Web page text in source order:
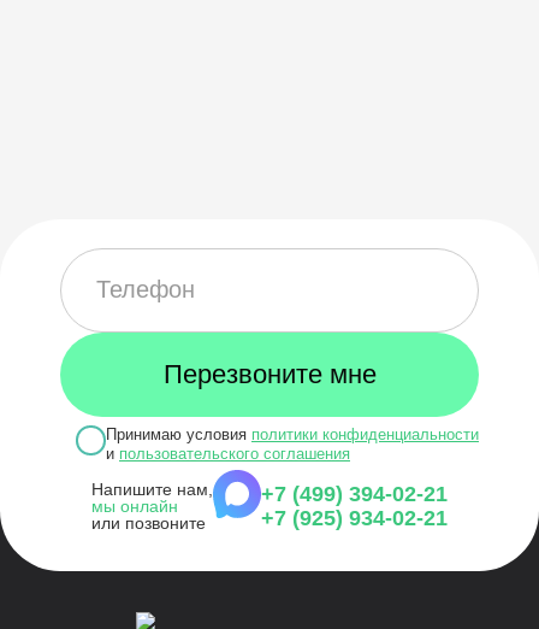
Принимаю условия политики конфиденциальности
и пользовательского соглашения
Напишите нам,
мы онлайн
или позвоните
+7 (499) 394-02-21
+7 (925) 934-02-21